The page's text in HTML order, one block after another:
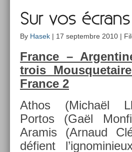
Sur vos
By Hasek | 17 septembre 2010 |
Fran­ce –
trois
Fran­ce 2
Athos (Michaël
Por­tos (Gaël
Aramis (Ar­naud
défient